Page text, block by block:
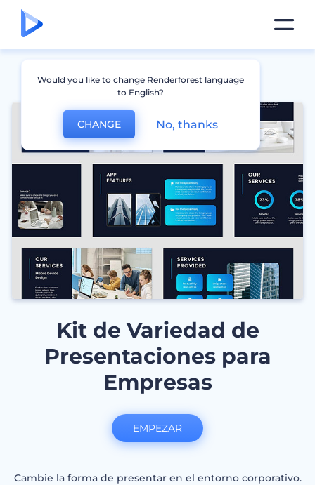
Kit de Variedad de
Presentaciones para
Empresas
Cambie la forma de presentar en el entorno corporativo.
EMPEZAR
Would you like to change Renderforest language
to English?
CHANGE No, thanks